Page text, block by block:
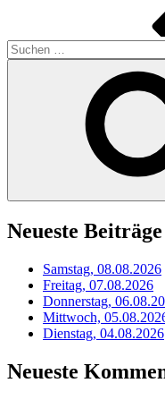
Suchen
nach:
Neueste Beiträge
Samstag, 08.08.2026
Freitag, 07.08.2026
Donnerstag,
Mittwoch,
Dienstag, 04.08.2026
Neueste